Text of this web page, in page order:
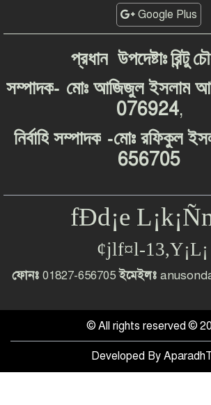
Google Plus
প্রধান উপদেষ্টাঃরিন্টু
সম্পাদক- মোঃ আজিজুল ইসলাম
076924,
নির্বাহি সম্পাদক-মোঃ রফিকুল
656705
fÐd¡e
¢jlf¤l-13,Y¡L¡
ফোনঃ 01827-656705ইমেইলঃ
© All rights reserved ©
Developed By